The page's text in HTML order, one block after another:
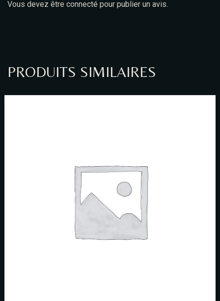
Vous devez être connecté pour publier un avis.
PRODUITS SIMILAIRES